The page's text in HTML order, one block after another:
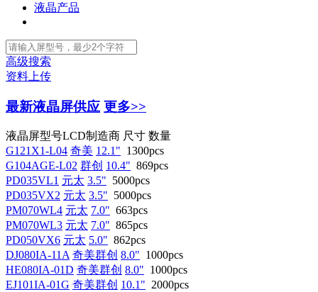
液晶产品
高级搜索
资料上传
最新液晶屏供应 更多>>
液晶屏型号LCD制造商 尺寸 数量
G121X1-L04 奇美 12.1" 1300pcs
G104AGE-L02 群创 10.4" 869pcs
PD035VL1 元太 3.5" 5000pcs
PD035VX2 元太 3.5" 5000pcs
PM070WL4 元太 7.0" 663pcs
PM070WL3 元太 7.0" 865pcs
PD050VX6 元太 5.0" 862pcs
DJ080IA-11A 奇美群创 8.0" 1000pcs
HE080IA-01D 奇美群创 8.0" 1000pcs
EJ101IA-01G 奇美群创 10.1" 2000pcs